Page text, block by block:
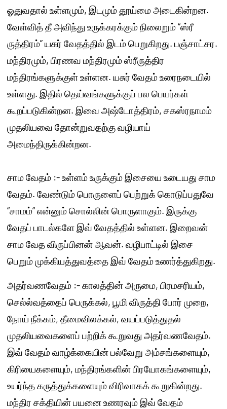
ஓதுவதால் உள்ளமும், இடமும் தூய்மை அடைகின்றன.
வேள்வித் தீ அவிந்து உருக்கரக்கும் நிலைறும் “ஸ்ரீ
ருத்திரம்” யசுர் வேதத்தில் இடம் பெறுகிறது. பஞ்சாட்சர.
மந்திரமும், பிரணவ மந்திரமும் ஸ்ரீருத்திர
மந்திரங்களுக்குள் உள்ளன. யசுர் வேதம் உரைநடையில்
உள்ளது. இதில் தெய்வங்களுக்குப் பல பெயர்கள்
கூறப்படுகின்றன. இவை அஷ்டோத்திரம், சகஸ்ரநாமம்
முதலியவை தோன்றுவதற்கு வழியாய்
அமைந்திருக்கின்றன.
சாம வேதம் :- உள்ளம் உருக்கும் இசையை உடையது சாம
வேதம். வேண்டும் பொருளைப் பெற்றுக் கொடுப்பதுவே
“சாமம்” என்னும் சொல்லின் பொருளாகும். இருக்கு
வேதப் பாடல்களே இவ் வேதத்தில் உள்ளன. இறைவன்
சாம வேத விருப்பினன் ஆவன். வழிபாட்டில் இசை
பெறும் முக்கியத்துவத்தை இவ் வேதம் உணர்த்துகிறது.
அதர்வணவேதம் :- காலத்தின் அருமை, பிரமசரியம்,
செல்ல்வத்தைப் பெருக்கல், பூமி விருத்தி போர் முறை,
நோய் நீக்கம், தீமைவிலக்கல், வயப்படுத்துதல்
முதலியவைகளைப் பற்றிக் கூறுவது அதர்வணவேதம்.
இவ் வேதம் வாழ்க்கையின் பல்வேறு அம்சங்களையும்,
கிரியைகளையும், மந்திரங்களின் பிரயோகங்களையும்,
உயர்ந்த கருத்துக்களையும் விரிவாகக் கூறுகின்றது.
மந்திர சக்தியின் பயனை உணரவும் இவ் வேதம்